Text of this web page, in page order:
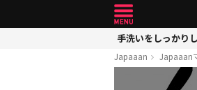
手洗いをしっかり
Japaaan Japaaan